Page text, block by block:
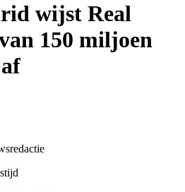
wijst Real
150 miljoen